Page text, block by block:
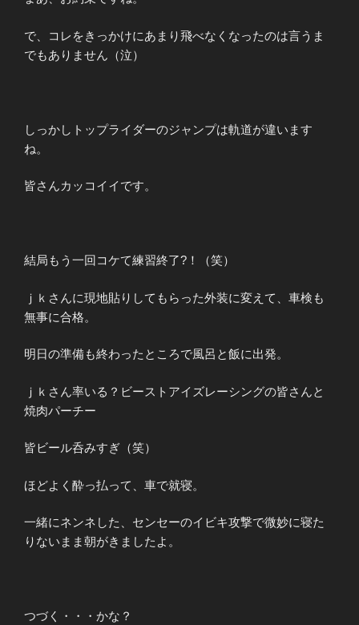
で、コレをきっかけにあまり飛べなくなったのは言うま
でもありません（泣）
しっかしトップライダーのジャンプは軌道が違います
ね。
皆さんカッコイイです。
結局もう一回コケて練習終了?！（笑）
ｊｋさんに現地貼りしてもらった外装に変えて、車検も
無事に合格。
明日の準備も終わったところで風呂と飯に出発。
ｊｋさん率いる？ビーストアイズレーシングの皆さんと
焼肉パーチー
皆ビール呑みすぎ（笑）
ほどよく酔っ払って、車で就寝。
一緒にネンネした、センセーのイビキ攻撃で微妙に寝た
りないまま朝がきましたよ。
つづく・・・かな？